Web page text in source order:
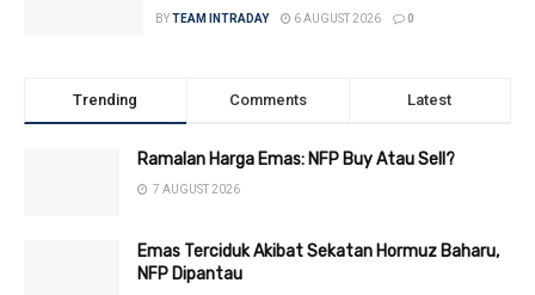
BYTEAM INTRADAY 6 AUGUST 2026 0
Trending Comments Latest
Ramalan Harga Emas: NFP Buy Atau Sell?
7 AUGUST 2026
Emas Terciduk Akibat Sekatan Hormuz Baharu,
NFP Dipantau